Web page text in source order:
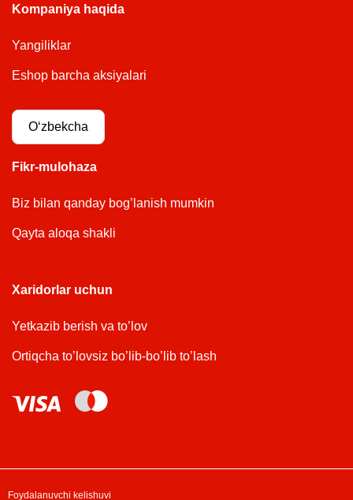
Kompaniya haqida
Yangiliklar
Eshop barcha aksiyalari
Oʻzbekcha
Fikr-mulohaza
Biz bilan qanday bog’lanish mumkin
Qayta aloqa shakli
Xaridorlar uchun
Yetkazib berish va to’lov
Ortiqcha to’lovsiz bo’lib-bo’lib to’lash
Foydalanuvchi kelishuvi